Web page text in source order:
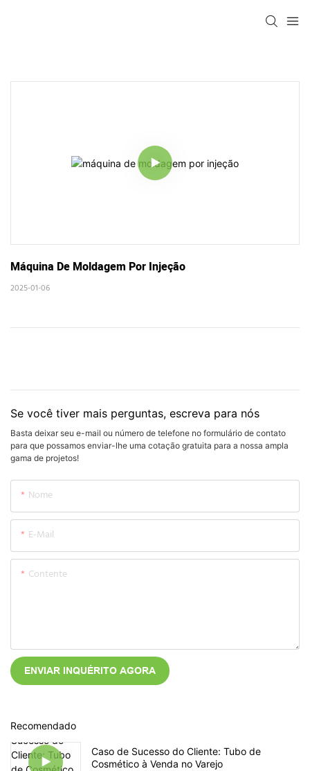
Máquina De Moldagem Por Injeção
2025-01-06
Se você tiver mais perguntas, escreva para nós
Basta deixar seu e-mail ou número de telefone no formulário de contato
para que possamos enviar-lhe uma cotação gratuita para a nossa ampla
gama de projetos!
Nome
E-Mail
Contente
ENVIAR INQUÉRITO AGORA
Recomendado
Caso de Sucesso do Cliente: Tubo de
Cosmético à Venda no Varejo